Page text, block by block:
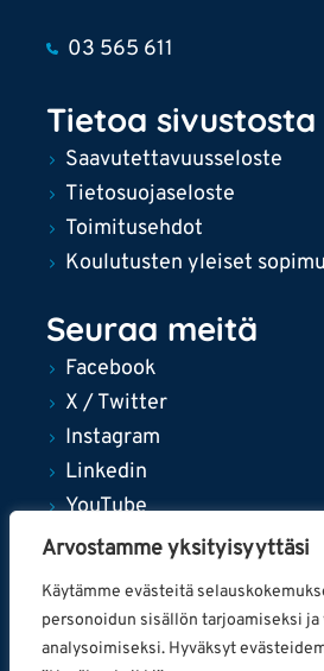
Arvostamme yksityisyyttäsi
Käytämme evästeitä
personoidun sisällön tarjoamiseksi
analysoimiseksi. Hyväksyt
03 565 611
Tietoa sivustosta
Saavutettavuusseloste
Tietosuojaseloste
Toimitusehdot
Koulutusten yleiset
Seuraa meitä
Facebook
X / Twitter
Instagram
Linkedin
YouTube
© 2024 Tampereen kaupunki